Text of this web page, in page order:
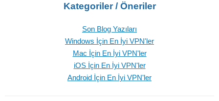
Kategoriler / Öneriler
Son Blog Yazıları
Windows İçin En İyi VPN'ler
Mac İçin En İyi VPN'ler
iOS İçin En İyi VPN'ler
Android İçin En İyi VPN'ler